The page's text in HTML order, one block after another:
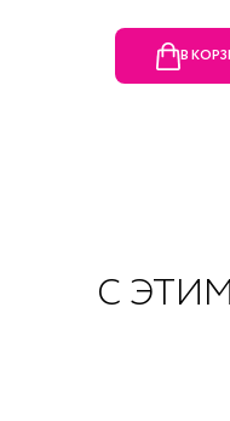
В
С